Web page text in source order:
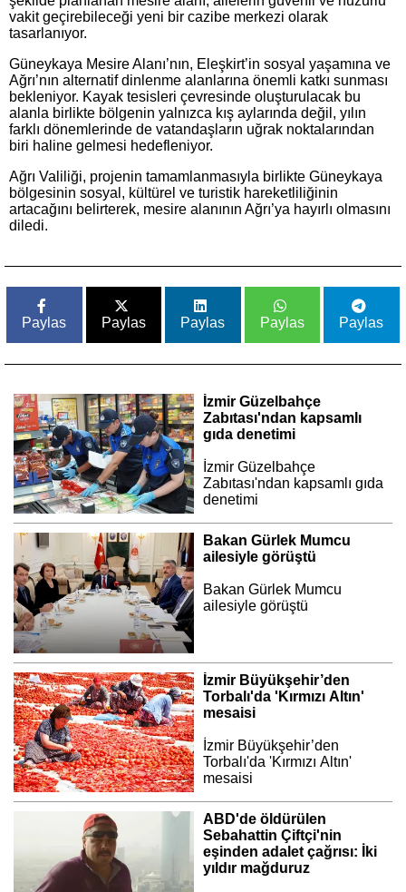
vakit geçirebileceği yeni bir cazibe merkezi olarak
tasarlanıyor.
Güneykaya Mesire Alanı’nın, Eleşkirt’in sosyal yaşamına ve
Ağrı’nın alternatif dinlenme alanlarına önemli katkı sunması
bekleniyor. Kayak tesisleri çevresinde oluşturulacak bu
alanla birlikte bölgenin yalnızca kış aylarında değil, yılın
farklı dönemlerinde de vatandaşların uğrak noktalarından
biri haline gelmesi hedefleniyor.
Ağrı Valiliği, projenin tamamlanmasıyla birlikte Güneykaya
bölgesinin sosyal, kültürel ve turistik hareketliliğinin
artacağını belirterek, mesire alanının Ağrı’ya hayırlı olmasını
diledi.
Paylas Paylas Paylas Paylas Paylas
İzmir Güzelbahçe
Zabıtası'ndan kapsamlı
gıda denetimi
İzmir Güzelbahçe
Zabıtası'ndan kapsamlı gıda
denetimi
Bakan Gürlek Mumcu
ailesiyle görüştü
Bakan Gürlek Mumcu
ailesiyle görüştü
İzmir Büyükşehir’den
Torbalı'da 'Kırmızı Altın'
mesaisi
İzmir Büyükşehir’den
Torbalı'da 'Kırmızı Altın'
mesaisi
ABD'de öldürülen
Sebahattin Çiftçi'nin
eşinden adalet çağrısı: İki
yıldır mağduruz